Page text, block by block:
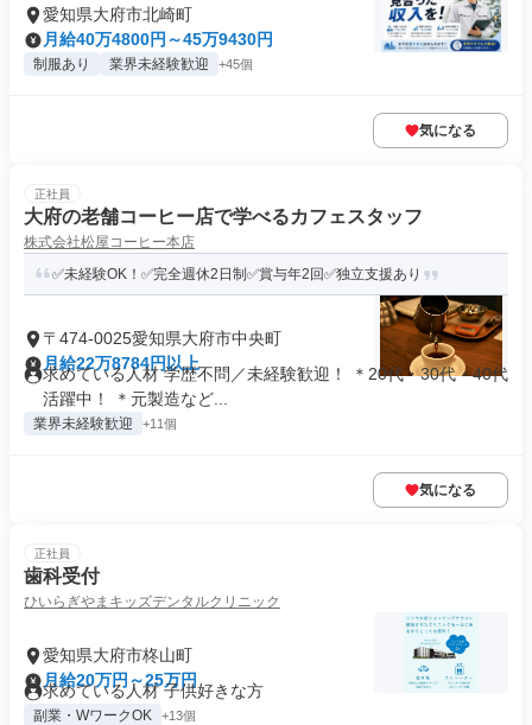
愛知県大府市北崎町
月給40万4800円～45万9430円
制服あり 業界未経験歓迎 +45個
気になる
正社員
大府の老舗コーヒー店で学べるカフェスタッフ
株式会社松屋コーヒー本店
✅未経験OK！✅完全週休2日制✅賞与年2回✅独立支援あり
〒474-0025愛知県大府市中央町
月給22万8784円以上
求めている人材 学歴不問／未経験歓迎！ ＊20代・30代・40代
活躍中！ ＊元製造など...
業界未経験歓迎 +11個
気になる
正社員
歯科受付
ひいらぎやまキッズデンタルクリニック
愛知県大府市柊山町
月給20万円～25万円
求めている人材 子供好きな方
副業・WワークOK +13個